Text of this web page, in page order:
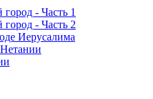
- Часть 1
- Часть 2
Иерусалима